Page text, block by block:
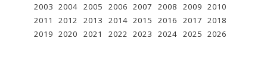
2003 2004 2005 2006 2007 2008 2009 2010
2011
2012 2013 2014 2015 2016 2017 2018
2019 2020 2021 2022 2023 2024 2025 2026